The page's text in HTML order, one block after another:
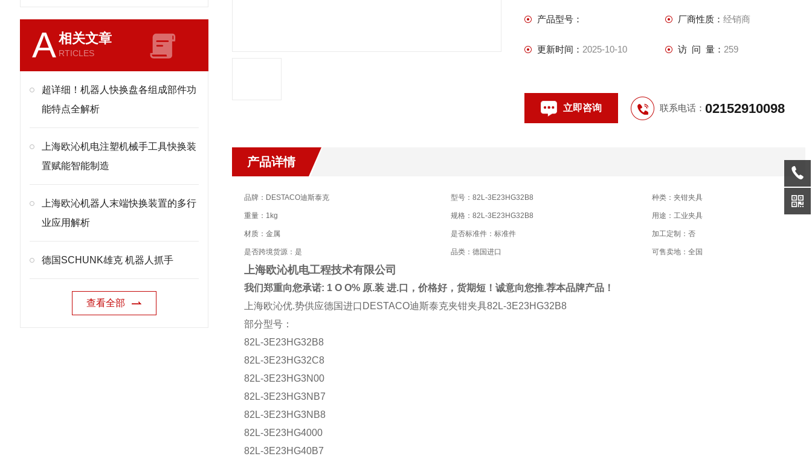
A相关文章
RTICLES
超详细！机器人快换盘各组成部件功
能特点全解析
上海欧沁机电注塑机械手工具快换装
置赋能智能制造
上海欧沁机器人末端快换装置的多行
业应用解析
德国SCHUNK雄克 机器人抓手
查看全部
产品型号： 厂商性质： 经销商
更新时间： 2025-10-10 访 问 量： 259
立即咨询 联系电话： 02152910098
产品详情
品牌：DESTACO迪斯泰克 型号：82L-3E23HG32B8 种类：夹钳夹具
重量：1kg 规格：82L-3E23HG32B8 用途：工业夹具
材质：金属 是否标准件：标准件 加工定制：否
是否跨境货源：是 品类：德国进口 可售卖地：全国
上海欧沁机电工程技术有限公司
我们郑重向您承诺: 1 O O% 原.装 进.口，价格好，货期短！诚意向您推.荐本品牌产品！
上海欧沁优.势供应德国进口DESTACO迪斯泰克夹钳夹具82L-3E23HG32B8
部分型号：
82L-3E23HG32B8
82L-3E23HG32C8
82L-3E23HG3N00
82L-3E23HG3NB7
82L-3E23HG3NB8
82L-3E23HG4000
82L-3E23HG40B7